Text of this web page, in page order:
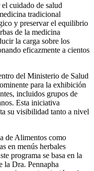
cuidado de salud
tradicional
y preservar el equilibrio
de la medicina
la carga sobre los
eficazmente a cientos
del Ministerio de Salud
para la exhibición
incluidos grupos de
Esta iniciativa
su visibilidad tanto a nivel
de Alimentos como
en menús herbales
programa se basa en la
la Dra. Pennapha